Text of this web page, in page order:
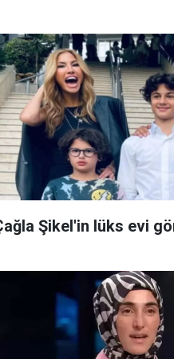
Şikel'in lüks evi